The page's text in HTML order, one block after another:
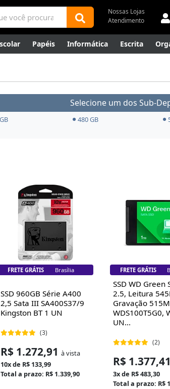
Nossas Lojas
Atendimento
Papéis Informática Escrita
Canetas Luxo
Outlet
Selecione um dos Sub-
480 GB
FRETE GRÁTIS Brasília
SSD 960GB Série A400
2,5 Sata III SA400S37/9
Kingston BT 1 UN
(3)
R$ 1.272,91 à vista
10x de R$ 133,99
Total a prazo: R$ 1.339,90
FRETE GRÁTIS
SSD WD Green
2.5, Leitura
Gravação
WDS100T5G0,
UN...
(2)
R$ 1.377,41
3x de R$ 483,30
Total a prazo: R$